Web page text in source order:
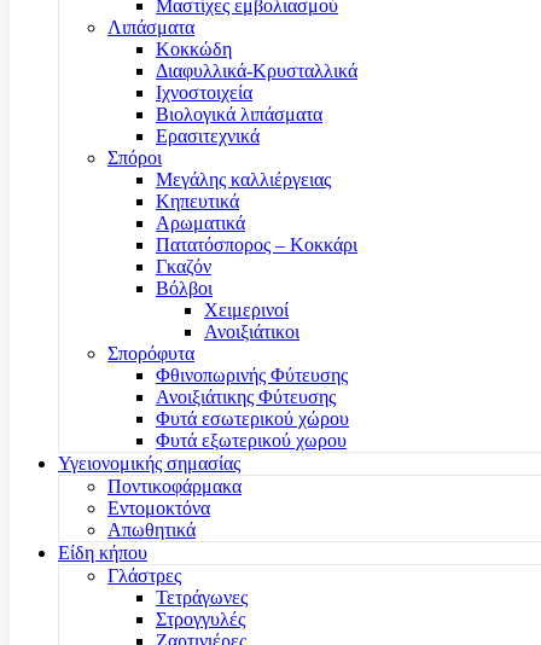
Μαστίχες εμβολιασμού
Λιπάσματα
Κοκκώδη
Διαφυλλικά-Κρυσταλλικά
Ιχνοστοιχεία
Βιολογικά λιπάσματα
Ερασιτεχνικά
Σπόροι
Μεγάλης καλλιέργειας
Κηπευτικά
Αρωματικά
Πατατόσπορος – Κοκκάρι
Γκαζόν
Βόλβοι
Χειμερινοί
Ανοιξιάτικοι
Σπορόφυτα
Φθινοπωρινής Φύτευσης
Ανοιξιάτικης Φύτευσης
Φυτά εσωτερικού χώρου
Φυτά εξωτερικού χωρου
Υγειονομικής σημασίας
Ποντικοφάρμακα
Εντομοκτόνα
Απωθητικά
Είδη κήπου
Γλάστρες
Τετράγωνες
Στρογγυλές
Ζαρτινιέρες